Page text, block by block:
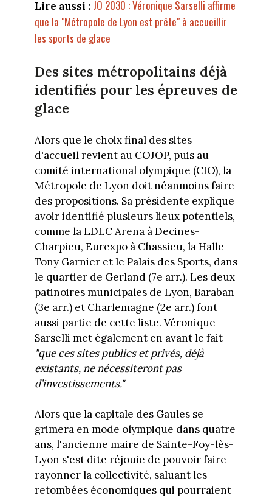
Lire aussi : JO 2030 : Véronique Sarselli affirme
que la "Métropole de Lyon est prête" à accueillir
les sports de glace
Des sites métropolitains déjà
identifiés pour les épreuves de
glace
Alors que le choix final des sites
d'accueil revient au COJOP, puis au
comité international olympique (CIO), la
Métropole de Lyon doit néanmoins faire
des propositions. Sa présidente explique
avoir identifié plusieurs lieux potentiels,
comme la LDLC Arena à Decines-
Charpieu, Eurexpo à Chassieu, la Halle
Tony Garnier et le Palais des Sports, dans
le quartier de Gerland (7e arr.). Les deux
patinoires municipales de Lyon, Baraban
(3e arr.) et Charlemagne (2e arr.) font
aussi partie de cette liste. Véronique
Sarselli met également en avant le fait
"que ces sites publics et privés, déjà
existants, ne nécessiteront pas
d’investissements."
Alors que la capitale des Gaules se
grimera en mode olympique dans quatre
ans, l'ancienne maire de Sainte-Foy-lès-
Lyon s'est dite réjouie de pouvoir faire
rayonner la collectivité, saluant les
retombées économiques qui pourraient